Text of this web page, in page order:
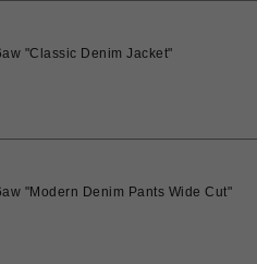
"Classic Denim Jacket"
"Modern Denim Pants Wide Cut"